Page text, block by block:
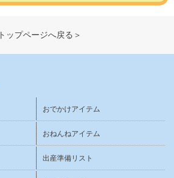
トップページへ戻る＞
おでかけアイテム
おねんねアイテム
出産準備リスト